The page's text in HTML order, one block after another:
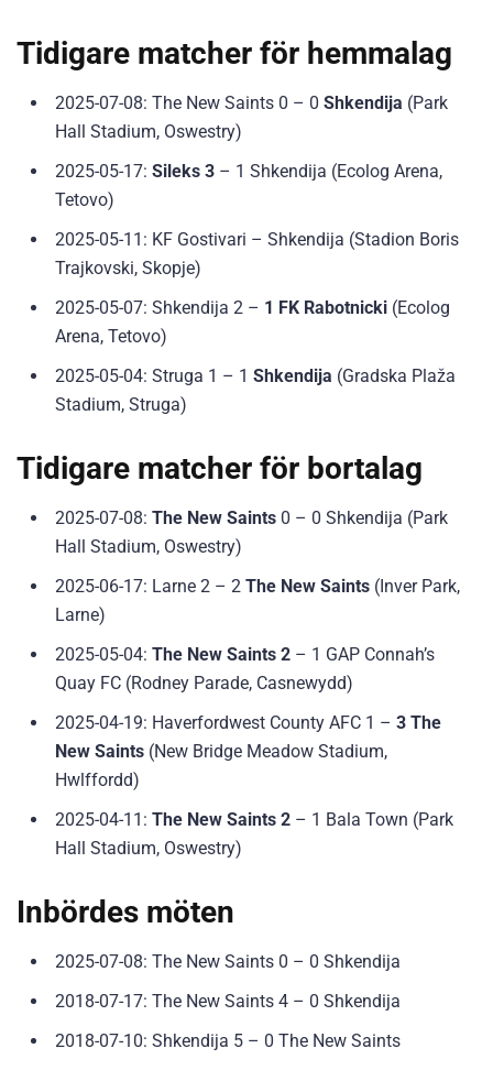
Tidigare matcher för hemmalag
2025-07-08: The New Saints 0 – 0 Shkendija (Park
Hall Stadium, Oswestry)
2025-05-17: Sileks 3 – 1 Shkendija (Ecolog Arena,
Tetovo)
2025-05-11: KF Gostivari – Shkendija (Stadion Boris
Trajkovski, Skopje)
2025-05-07: Shkendija 2 – 1 FK Rabotnicki (Ecolog
Arena, Tetovo)
2025-05-04: Struga 1 – 1 Shkendija (Gradska Plaža
Stadium, Struga)
Tidigare matcher för bortalag
2025-07-08: The New Saints 0 – 0 Shkendija (Park
Hall Stadium, Oswestry)
2025-06-17: Larne 2 – 2 The New Saints (Inver Park,
Larne)
2025-05-04: The New Saints 2 – 1 GAP Connah’s
Quay FC (Rodney Parade, Casnewydd)
2025-04-19: Haverfordwest County AFC 1 – 3 The
New Saints (New Bridge Meadow Stadium,
Hwlffordd)
2025-04-11: The New Saints 2 – 1 Bala Town (Park
Hall Stadium, Oswestry)
Inbördes möten
2025-07-08: The New Saints 0 – 0 Shkendija
2018-07-17: The New Saints 4 – 0 Shkendija
2018-07-10: Shkendija 5 – 0 The New Saints